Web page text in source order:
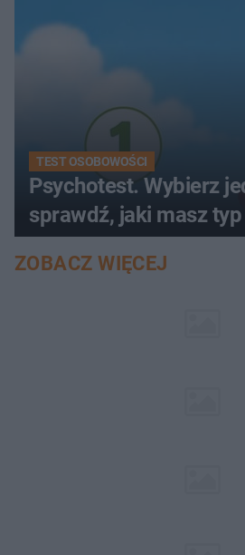
TEST OSOBOWOŚCI
Psychotest. Wybierz
sprawdź, jaki masz
ZOBACZ WIĘCEJ